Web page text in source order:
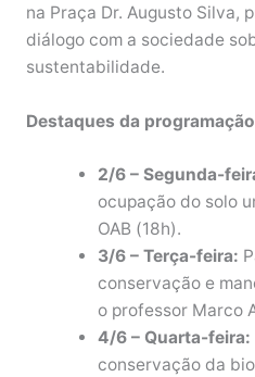
na Praça Dr. Augusto Silva,
diálogo com a sociedade
sustentabilidade.
Destaques da
2/6 – Segunda-
ocupação do solo
OAB (18h).
3/6 – Terça-feira:
conservação e
o professor Marco
4/6 – Quarta-feira:
conservação da